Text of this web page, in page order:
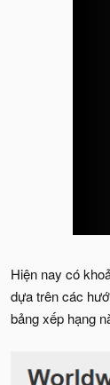
Hiện nay có
dựa trên các
bảng xếp hạng